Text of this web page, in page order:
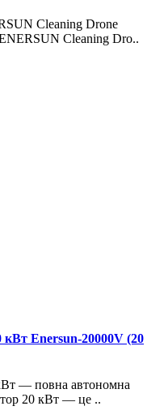
Cleaning Drone
Cleaning Dro..
кВт Enersun-20000V (20
— повна автономна
20 кВт — це ..